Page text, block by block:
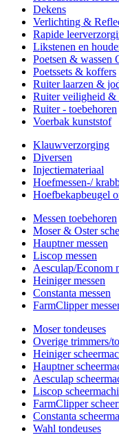
Dekens
Verlichting &
Rapide
Likstenen en
Poetsen & wassen
Poetssets & koffers
Ruiter laarzen &
Ruiter veiligheid &
Ruiter - toebehoren
Voerbak kunststof
Klauwverzorging
Diversen
Injectiemateriaal
Hoefmessen-/
Hoefbekapbeugel
Messen toebehoren
Moser & Oster
Hauptner messen
Liscop messen
Aesculap/Econom
Heiniger messen
Constanta messen
FarmClipper
Moser tondeuses
Overige trimmers/
Heiniger
Hauptner
Aesculap
Liscop
FarmClipper
Constanta
Wahl tondeuses